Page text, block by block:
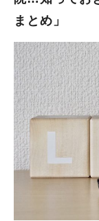
まとめ」